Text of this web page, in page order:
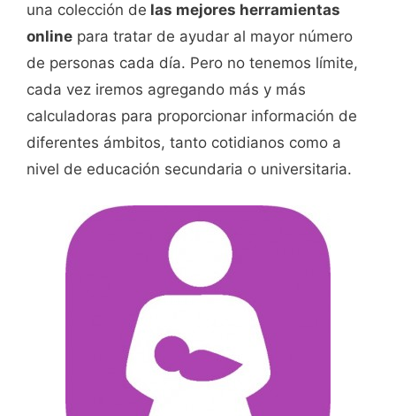
una colección de las mejores herramientas
online para tratar de ayudar al mayor número
de personas cada día. Pero no tenemos límite,
cada vez iremos agregando más y más
calculadoras para proporcionar información de
diferentes ámbitos, tanto cotidianos como a
nivel de educación secundaria o universitaria.